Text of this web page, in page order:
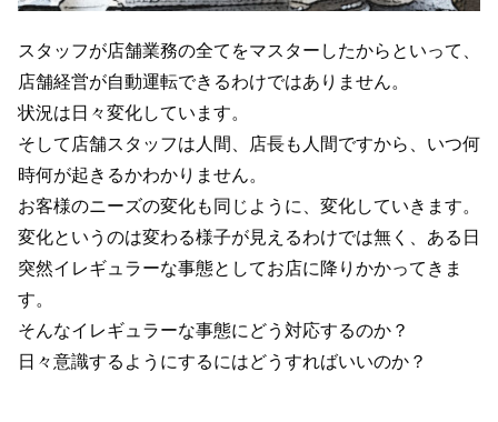
スタッフが店舗業務の全てをマスターしたからといって、
店舗経営が自動運転できるわけではありません。
状況は日々変化しています。
そして店舗スタッフは人間、店長も人間ですから、いつ何
時何が起きるかわかりません。
お客様のニーズの変化も同じように、変化していきます。
変化というのは変わる様子が見えるわけでは無く、ある日
突然イレギュラーな事態としてお店に降りかかってきま
す。
そんなイレギュラーな事態にどう対応するのか？
日々意識するようにするにはどうすればいいのか？